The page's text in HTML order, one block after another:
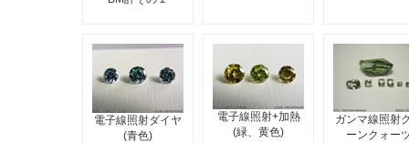
電子線照射ダイヤ
(青色)
電子線照射+加熱
(緑、黄色)
ガンマ線照射
ーンクォー